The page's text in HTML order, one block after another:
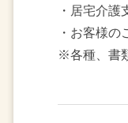
・居宅介
・お客様
※各種、書